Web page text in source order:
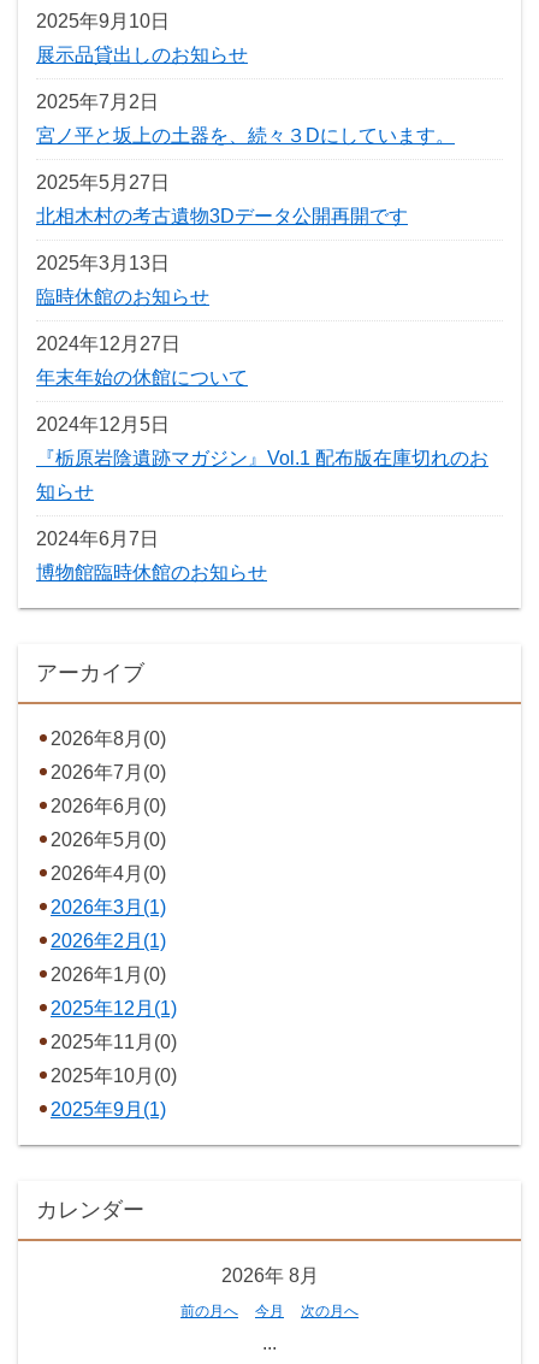
2025年9月10日
展示品貸出しのお知らせ
2025年7月2日
宮ノ平と坂上の土器を、続々３Dにしています。
2025年5月27日
北相木村の考古遺物3Dデータ公開再開です
2025年3月13日
臨時休館のお知らせ
2024年12月27日
年末年始の休館について
2024年12月5日
『栃原岩陰遺跡マガジン』Vol.1 配布版在庫切れのお
知らせ
2024年6月7日
博物館臨時休館のお知らせ
アーカイブ
2026年8月(0)
2026年7月(0)
2026年6月(0)
2026年5月(0)
2026年4月(0)
2026年3月(1)
2026年2月(1)
2026年1月(0)
2025年12月(1)
2025年11月(0)
2025年10月(0)
2025年9月(1)
カレンダー
2026年 8月
前の月へ 今月 次の月へ
...